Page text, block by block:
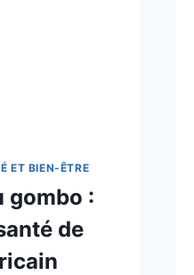
ET BIEN-ÊTRE
gombo :
de